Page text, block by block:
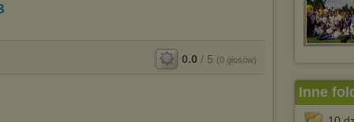
0.0 / 5 (0 głosów)
Inne